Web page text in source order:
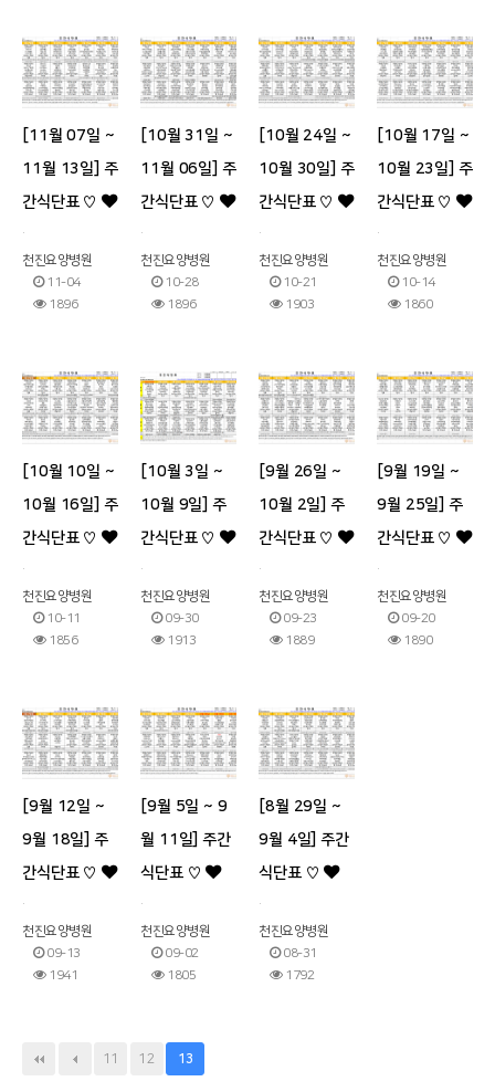
[11월 07일 ~
11월 13일] 주
간식단표 ♡
천진요양병원
11-04
1896
[10월 31일 ~
11월 06일] 주
간식단표 ♡
천진요양병원
10-28
1896
[10월 24일 ~
10월 30일] 주
간식단표 ♡
천진요양병원
10-21
1903
[10월 17일 ~
10월 23일] 주
간식단표 ♡
천진요양병원
10-14
1860
[10월 10일 ~
10월 16일] 주
간식단표 ♡
천진요양병원
10-11
1856
[10월 3일 ~
10월 9일] 주
간식단표 ♡
천진요양병원
09-30
1913
[9월 26일 ~
10월 2일] 주
간식단표 ♡
천진요양병원
09-23
1889
[9월 19일 ~
9월 25일] 주
간식단표 ♡
천진요양병원
09-20
1890
[9월 12일 ~
9월 18일] 주
간식단표 ♡
천진요양병원
09-13
1941
[9월 5일 ~ 9
월 11일] 주간
식단표 ♡
천진요양병원
09-02
1805
[8월 29일 ~
9월 4일] 주간
식단표 ♡
천진요양병원
08-31
1792
11 12 13